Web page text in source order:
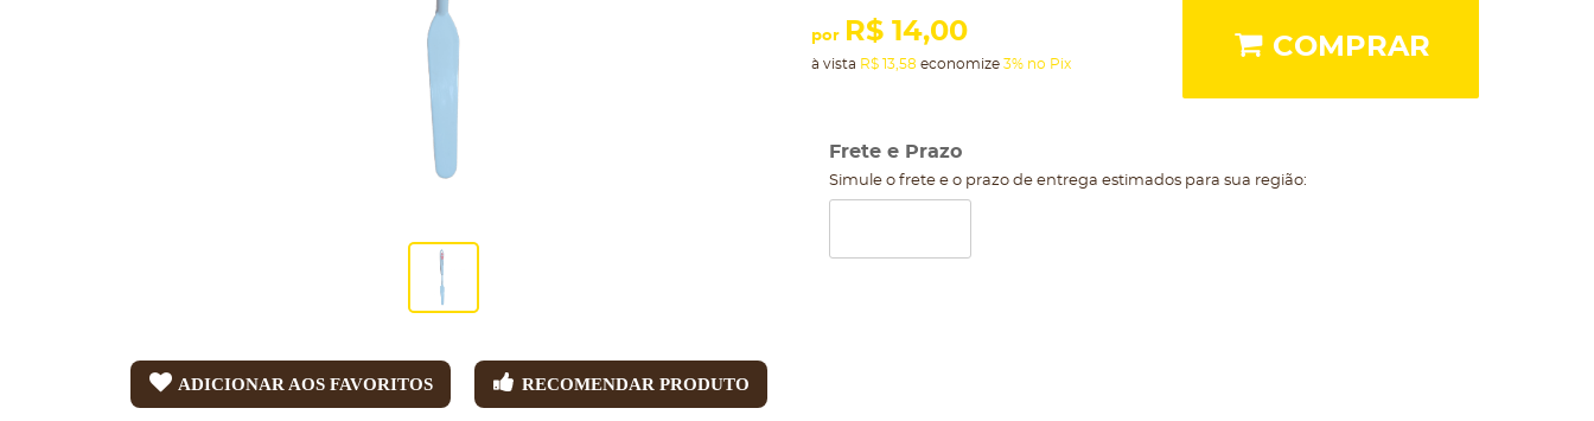
ADICIONAR AOS FAVORITOS RECOMENDAR PRODUTO
por R$ 14,00
à vista R$ 13,58 economize 3% no Pix
COMPRAR
Frete e Prazo
Simule o frete e o prazo de entrega estimados para sua região: